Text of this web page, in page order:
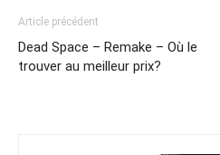
Article précédent
Dead Space – Remake – Où le
trouver au meilleur prix?